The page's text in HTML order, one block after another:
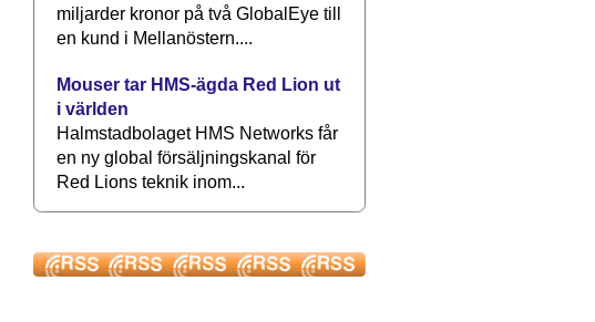
miljarder kronor på två GlobalEye till
en kund i Mellanöstern....
Mouser tar HMS-ägda Red Lion ut
i världen
Halmstadbolaget HMS Networks får
en ny global försäljningskanal för
Red Lions teknik inom...